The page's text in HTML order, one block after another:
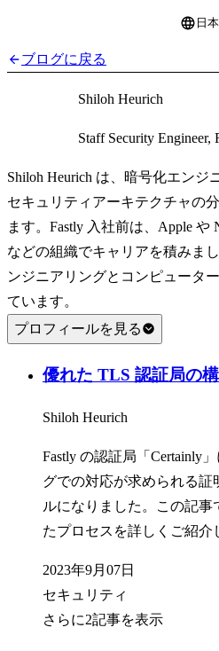
日
ブログに戻る
Shiloh Heurich
Staff Security Engineer,
Shiloh Heurich は、暗号化エンジ
セキュリティアーキテクチャの
ます。Fastly 入社前は、Apple や
などの組織でキャリアを積みま
ンジニアリングとコンピュータ
ています。
プロフィールを見る
優れた TLS 認証局の
Shiloh Heurich
Fastly の認証局「Certainly
グでの対応が求められる
ルになりました。この記事
たプロセスを詳しくご紹介
2023年9月07日
セキュリティ
さらに2記事を表示